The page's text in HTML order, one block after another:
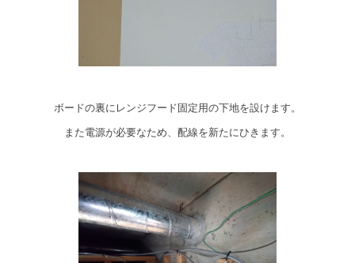
ボードの裏にレンジフード固定用の下地を設けます。
また電源が必要なため、配線を新たにひきます。